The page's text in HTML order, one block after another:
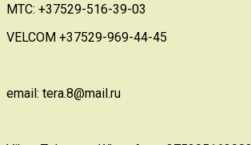
МТС: +37529-516-39-03
VELCOM +37529-969-44-45
email: tera.8@mail.ru